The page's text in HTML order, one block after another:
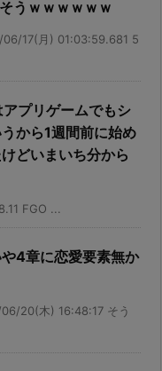
うｗｗｗｗｗｗ
17(月) 01:03:59.681 5
アプリゲームでもシ
から1週間前に始め
どいまいち分から
FGO ...
や4章に恋愛要素無か
20(木) 16:48:17 そう